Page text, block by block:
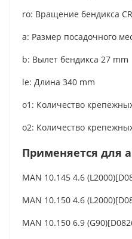
ro: Вращение бендикса CR
a: Размер посадочного
b: Вылет бендикса 27 mm
le: Длина 340 mm
o1: Количество
o2: Количество
Применяется для
MAN 10.145 4.6
MAN 10.150 4.6
MAN 10.150 6.9